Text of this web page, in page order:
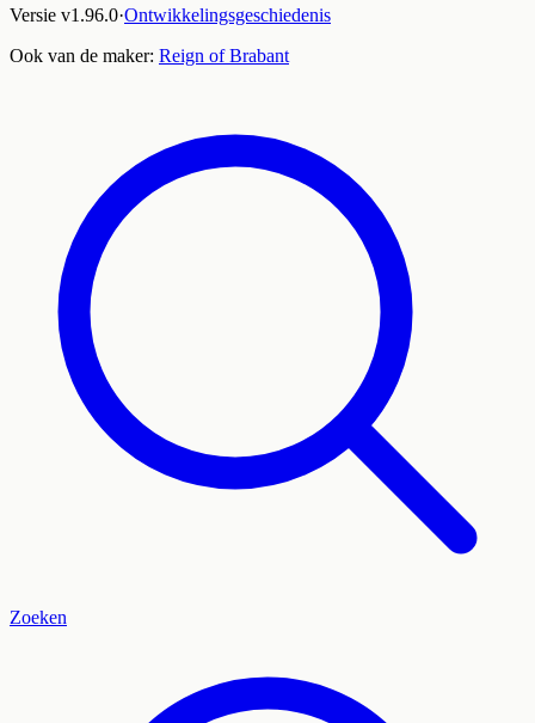
Versie v1.96.0·Ontwikkelingsgeschiedenis
Ook van de maker: Reign of Brabant
Zoeken